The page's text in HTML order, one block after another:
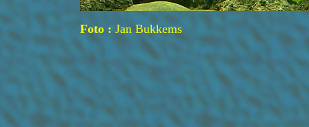
Foto : Jan Bukkems